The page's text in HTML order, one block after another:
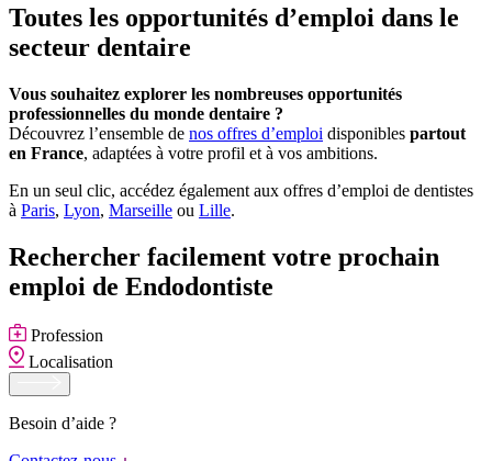
Toutes les opportunités d’emploi dans le
secteur dentaire
Vous souhaitez explorer les nombreuses opportunités
professionnelles du monde dentaire ?
Découvrez l’ensemble de nos offres d’emploi disponibles partout
en France, adaptées à votre profil et à vos ambitions.
En un seul clic, accédez également aux offres d’emploi de dentistes
à Paris, Lyon, Marseille ou Lille.
Rechercher facilement votre prochain
emploi de Endodontiste
Profession
Localisation
Besoin d’aide ?